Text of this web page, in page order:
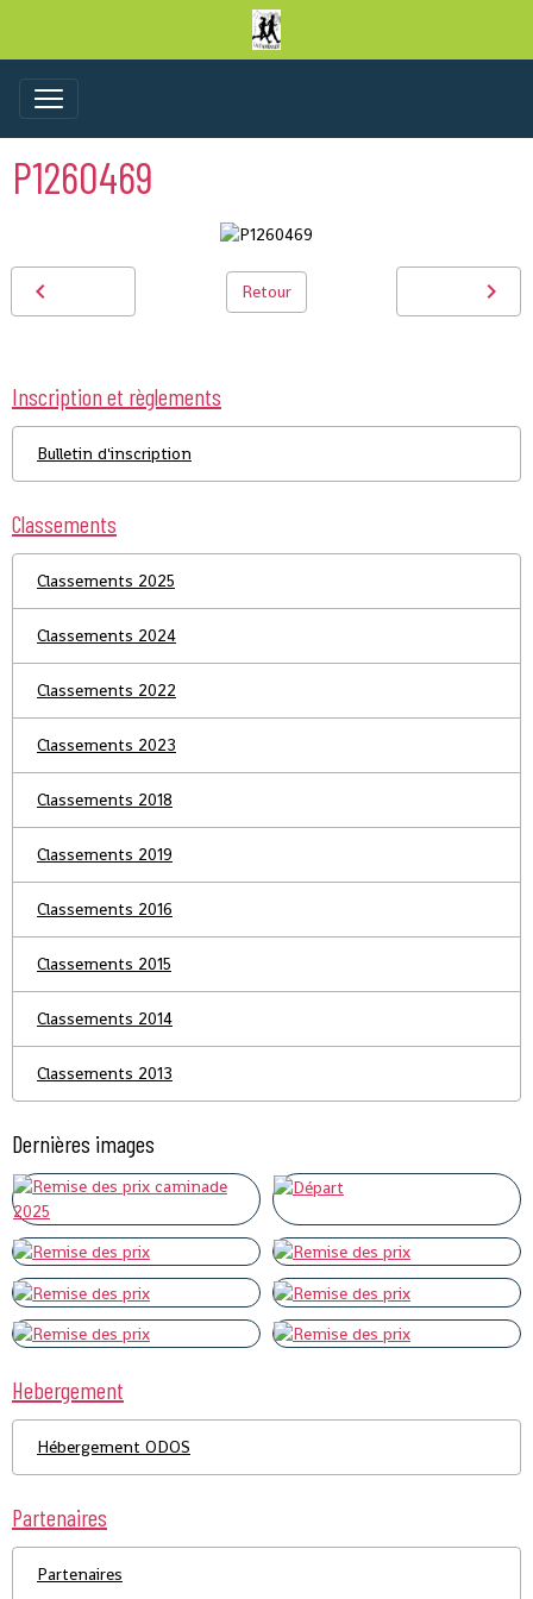
P1260469
Retour
Inscription et règlements
Bulletin d'inscription
Classements
Classements 2025
Classements 2024
Classements 2022
Classements 2023
Classements 2018
Classements 2019
Classements 2016
Classements 2015
Classements 2014
Classements 2013
Dernières images
Hebergement
Hébergement ODOS
Partenaires
Partenaires